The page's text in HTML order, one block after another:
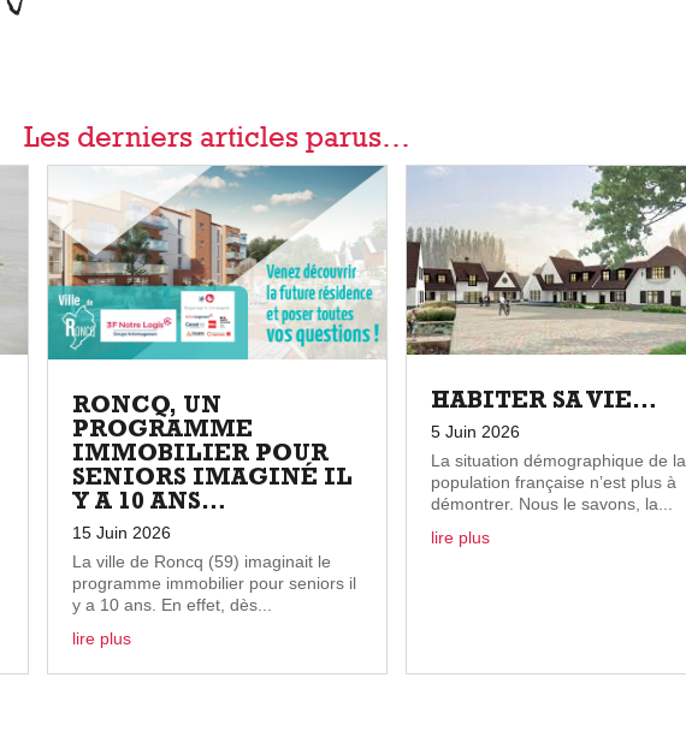
Les derniers articles parus…
RONCQ, UN
PROGRAMME
IMMOBILIER POUR
SENIORS IMAGINÉ IL
Y A 10 ANS…
15 Juin 2026
La ville de Roncq (59) imaginait le
programme immobilier pour seniors il
y a 10 ans. En effet, dès...
lire plus
HABITER SA VIE…
5 Juin 2026
La situation démographique de la
population française n’est plus à
démontrer. Nous le savons, la...
lire plus